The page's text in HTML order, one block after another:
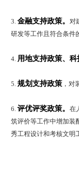
3.金融支持政策。 对
研发等工作且符合条件
4. 用地支持政策、
5.规划支持政策 ，对
6.评优评奖政策。在
筑评价等工作中增加装
秀工程设计和考核文明